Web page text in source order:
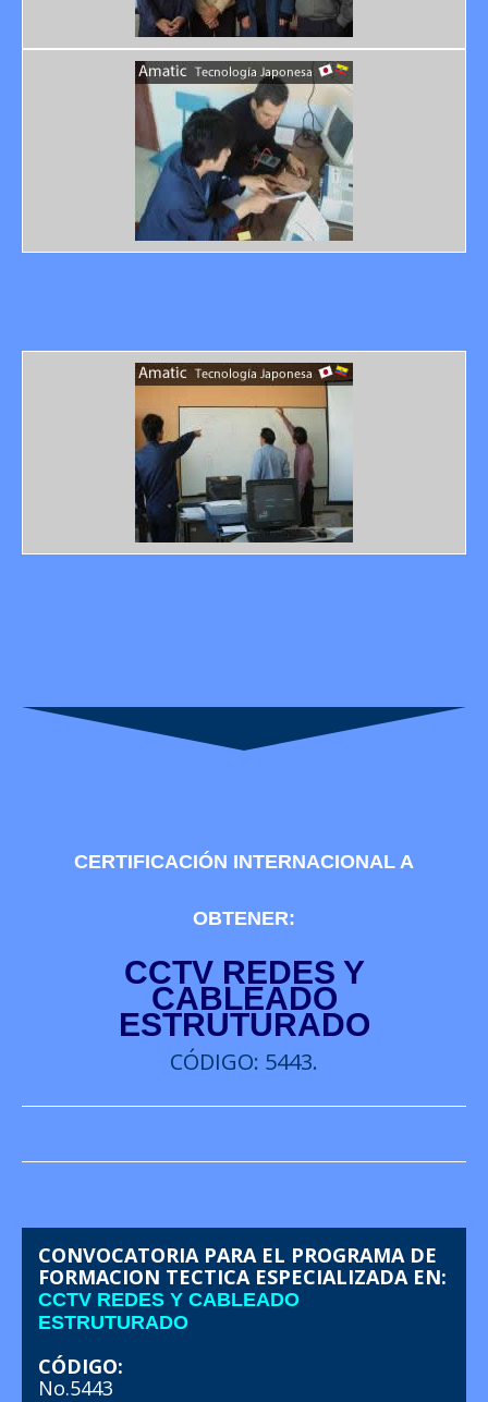
CERTIFICACIÓN INTERNACIONAL A
OBTENER:
CCTV REDES Y
CABLEADO
ESTRUTURADO
CÓDIGO: 5443.
CONVOCATORIA PARA EL PROGRAMA DE
FORMACION TECTICA ESPECIALIZADA EN:
CCTV REDES Y CABLEADO
ESTRUTURADO
CÓDIGO:
No.5443